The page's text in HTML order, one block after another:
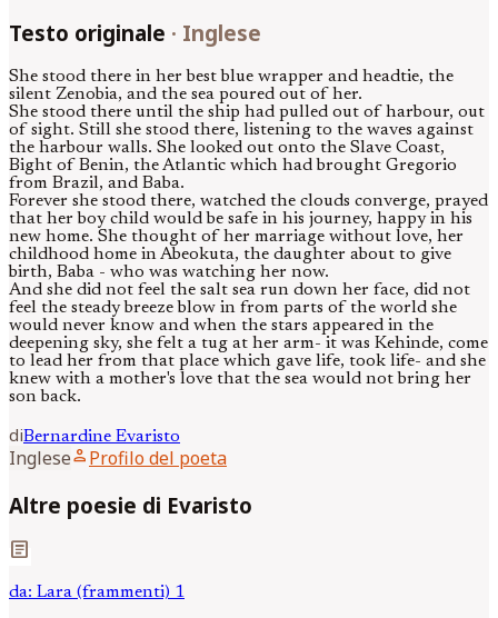
Testo originale · Inglese
She stood there in her best blue wrapper and headtie, the
silent Zenobia, and the sea poured out of her.
She stood there until the ship had pulled out of harbour, out
of sight. Still she stood there, listening to the waves against
the harbour walls. She looked out onto the Slave Coast,
Bight of Benin, the Atlantic which had brought Gregorio
from Brazil, and Baba.
Forever she stood there, watched the clouds converge, prayed
that her boy child would be safe in his journey, happy in his
new home. She thought of her marriage without love, her
childhood home in Abeokuta, the daughter about to give
birth, Baba - who was watching her now.
And she did not feel the salt sea run down her face, did not
feel the steady breeze blow in from parts of the world she
would never know and when the stars appeared in the
deepening sky, she felt a tug at her arm- it was Kehinde, come
to lead her from that place which gave life, took life- and she
knew with a mother's love that the sea would not bring her
son back.
diBernardine Evaristo
Ingleseperson Profilo del poeta
Altre poesie di Evaristo
article
da: Lara (frammenti) 1